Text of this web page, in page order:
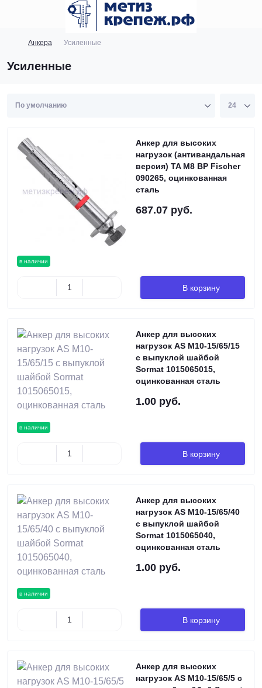
Анкера Усиленные
Усиленные
в наличии
Анкер для высоких
нагрузок (антивандальная
версия) TA M8 BP Fischer
090265, оцинкованная
сталь
687.07 руб.
В корзину
в наличии
Анкер для высоких
нагрузок AS М10-15/65/15
с выпуклой шайбой
Sormat 1015065015,
оцинкованная сталь
1.00 руб.
В корзину
в наличии
Анкер для высоких
нагрузок AS М10-15/65/40
с выпуклой шайбой
Sormat 1015065040,
оцинкованная сталь
1.00 руб.
В корзину
Анкер для высоких
нагрузок AS М10-15/65/5 с